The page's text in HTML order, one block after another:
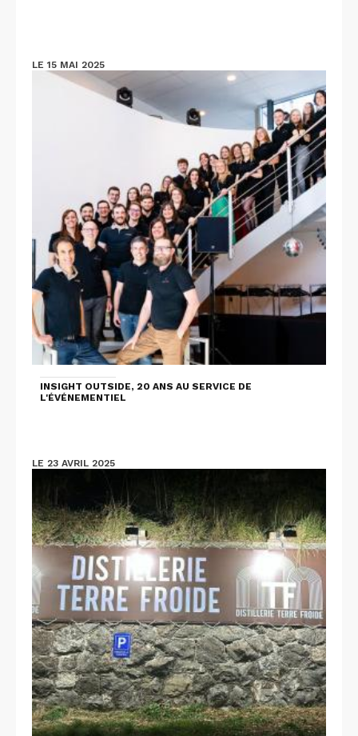
LE 15 MAI 2025
INSIGHT OUTSIDE, 20 ANS AU SERVICE DE
L'ÉVÉNEMENTIEL
LE 23 AVRIL 2025